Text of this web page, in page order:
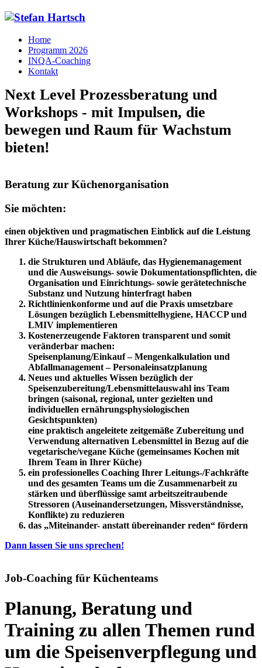
Home
Programm 2026
INQA-Coaching
Kontakt
Next Level Prozessberatung und
Workshops - mit Impulsen, die
bewegen und Raum für Wachstum
bieten!
Beratung zur Küchenorganisation
Sie möchten:
einen objektiven und pragmatischen Einblick auf die Leistung
Ihrer Küche/Hauswirtschaft bekommen?
die Strukturen und Abläufe, das Hygienemanagement
und die Ausweisungs- sowie Dokumentationspflichten, die
Organisation und Einrichtungs- sowie gerätetechnische
Substanz und Nutzung hinterfragt haben
Richtlinienkonforme und auf die Praxis umsetzbare
Lösungen bezüglich Lebensmittelhygiene, HACCP und
LMIV implementieren
Kostenerzeugende Faktoren transparent und somit
veränderbar machen:
Speisenplanung/Einkauf – Mengenkalkulation und
Abfallmanagement – Personaleinsatzplanung
Neues und aktuelles Wissen bezüglich der
Speisenzubereitung/Lebensmittelauswahl ins Team
bringen (saisonal, regional, unter gezielten und
individuellen ernährungsphysiologischen
Gesichtspunkten)
eine praktisch angeleitete zeitgemäße Zubereitung und
Verwendung alternativen Lebensmittel in Bezug auf die
vegetarische/vegane Küche (gemeinsames Kochen mit
Ihrem Team in Ihrer Küche)
ein professionelles Coaching Ihrer Leitungs-/Fachkräfte
und des gesamten Teams um die Zusammenarbeit zu
stärken und überflüssige samt arbeitszeitraubende
Stressoren (Auseinandersetzungen, Missverständnisse,
Konflikte) zu reduzieren
das „Miteinander- anstatt übereinander reden“ fördern
Dann lassen Sie uns sprechen!
Job-Coaching für Küchenteams
Planung, Beratung und
Training zu allen Themen rund
um die Speisenverpflegung und